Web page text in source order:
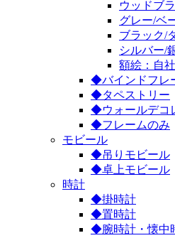
ウッドブ
グレー/ベ
ブラック/
シルバー/
額絵：自
◆バインドフレ
◆タペストリー
◆ウォールデコ
◆フレームのみ
モビール
◆吊りモビール
◆卓上モビール
時計
◆掛時計
◆置時計
◆腕時計・懐中